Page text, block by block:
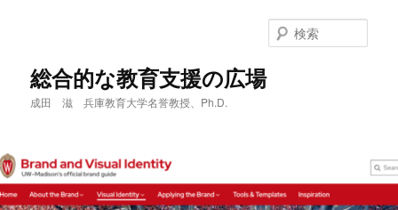
へ
移
動
移
動
総合的な教育支援の広場
成田 滋 兵庫教育大学名誉教授、Ph.D.
索